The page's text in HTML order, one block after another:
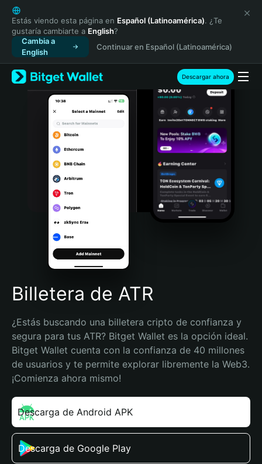
English
日本語
Tiếng Việt
Русский
Español (Latinoamérica)
Türkçe
Italiano
Português (Portugal)
Bahasa Indonesia
Português (Brasil)
Español (Argentina)
Estás viendo esta página en Español (Latinoamérica). ¿Te
gustaría cambiarte a English?
Cambia a
English
Continuar en Español (Latinoamérica)
Descargar ahora
Billetera de ATR
¿Estás buscando una billetera cripto de confianza y
segura para tus ATR? Bitget Wallet es la opción ideal.
Bitget Wallet cuenta con la confianza de 40 millones
de usuarios y te permite explorar libremente la Web3.
¡Comienza ahora mismo!
Descarga de Android APK
Descarga de Google Play